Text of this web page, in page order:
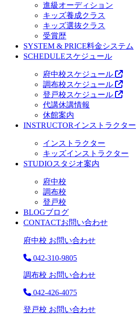
進級オーディション
キッズ養成クラス
キッズ選抜クラス
受賞歴
SYSTEM & PRICE料金システム
SCHEDULEスケジュール
府中校スケジュール
調布校スケジュール
登戸校スケジュール
代講休講情報
休館案内
INSTRUCTORインストラクター
インストラクター
キッズインストラクター
STUDIOスタジオ案内
府中校
調布校
登戸校
BLOGブログ
CONTACTお問い合わせ
府中校 お問い合わせ
042-310-9805
調布校 お問い合わせ
042-426-4075
登戸校 お問い合わせ